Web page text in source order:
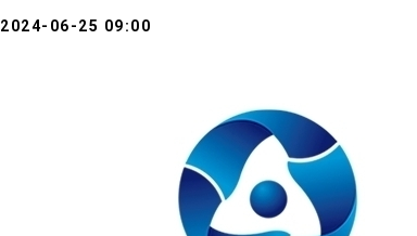
2024-06-25 09:00